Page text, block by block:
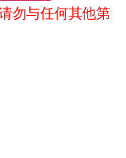
勿与任何其他第